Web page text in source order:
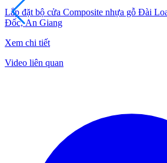
nhựa gỗ Đài Loan cho anh Tâm tại Châu
Video liên quan